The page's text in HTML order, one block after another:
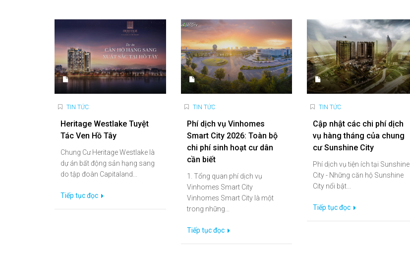
TIN TỨC
Heritage Westlake Tuyệt
Tác Ven Hồ Tây
Chung Cư Heritage Westlake là
dự án bất động sản hạng sang
do tập đoàn Capitaland...
Tiếp tục đọc
TIN TỨC
Phí dịch vụ Vinhomes
Smart City 2026: Toàn bộ
chi phí sinh hoạt cư dân
cần biết
1. Tổng quan phí dịch vụ
Vinhomes Smart City
Vinhomes Smart City là một
trong những...
Tiếp tục đọc
TIN TỨC
Cập nhật các chi phí dịch
vụ hàng tháng của chung
cư Sunshine City
Phí dịch vụ tiện ích tại Sunshine
City - Những căn hộ Sunshine
City nổi bật...
Tiếp tục đọc